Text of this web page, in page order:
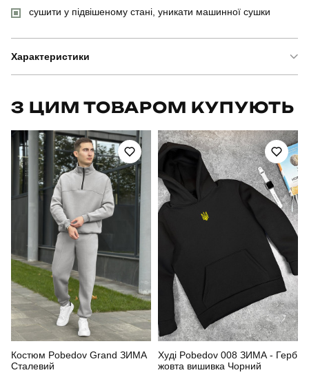
сушити у підвішеному стані, уникати машинної сушки
Характеристики
Вид кофта
Призначення для повсякденного носіння
чоловічий
Стиль повсякденний
Сезон зима
Колір світлий ментол
Матеріал трьохнитка
З ЦИМ ТОВАРОМ КУПУЮТЬ
Костюм Pobedov Grand ЗИМА
Сталевий
Худі Pobedov 008 ЗИМА - Герб
жовта вишивка Чорний